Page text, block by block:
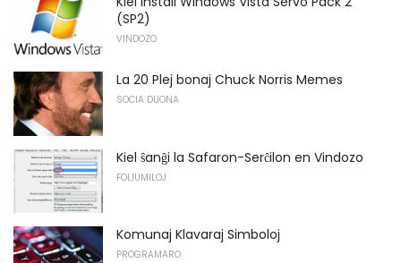
(SP2)
VINDOZO
La 20 Plej bonaj Chuck Norris Memes
SOCIA DUONA
Kiel ŝanĝi la Safaron-Serĉilon en Vindozo
FOLIUMILOJ
Komunaj Klavaraj Simboloj
PROGRAMARO